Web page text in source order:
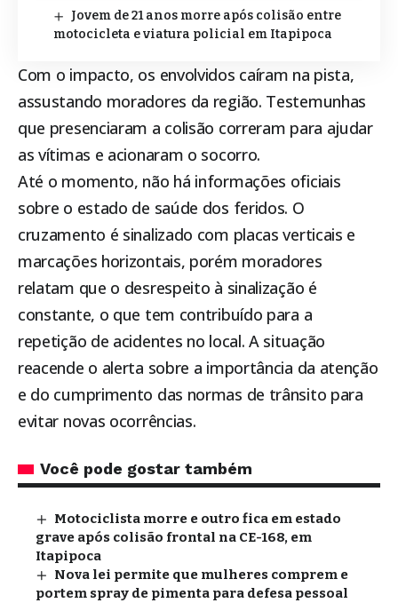
Jovem de 21 anos morre após colisão entre
motocicleta e viatura policial em Itapipoca
Com o impacto, os envolvidos caíram na pista,
assustando moradores da região. Testemunhas
que presenciaram a colisão correram para ajudar
as vítimas e acionaram o socorro.
Até o momento, não há informações oficiais
sobre o estado de saúde dos feridos. O
cruzamento é sinalizado com placas verticais e
marcações horizontais, porém moradores
relatam que o desrespeito à sinalização é
constante, o que tem contribuído para a
repetição de acidentes no local. A situação
reacende o alerta sobre a importância da atenção
e do cumprimento das normas de trânsito para
evitar novas ocorrências.
Você pode gostar também
Motociclista morre e outro fica em estado
grave após colisão frontal na CE-168, em
Itapipoca
Nova lei permite que mulheres comprem e
portem spray de pimenta para defesa pessoal